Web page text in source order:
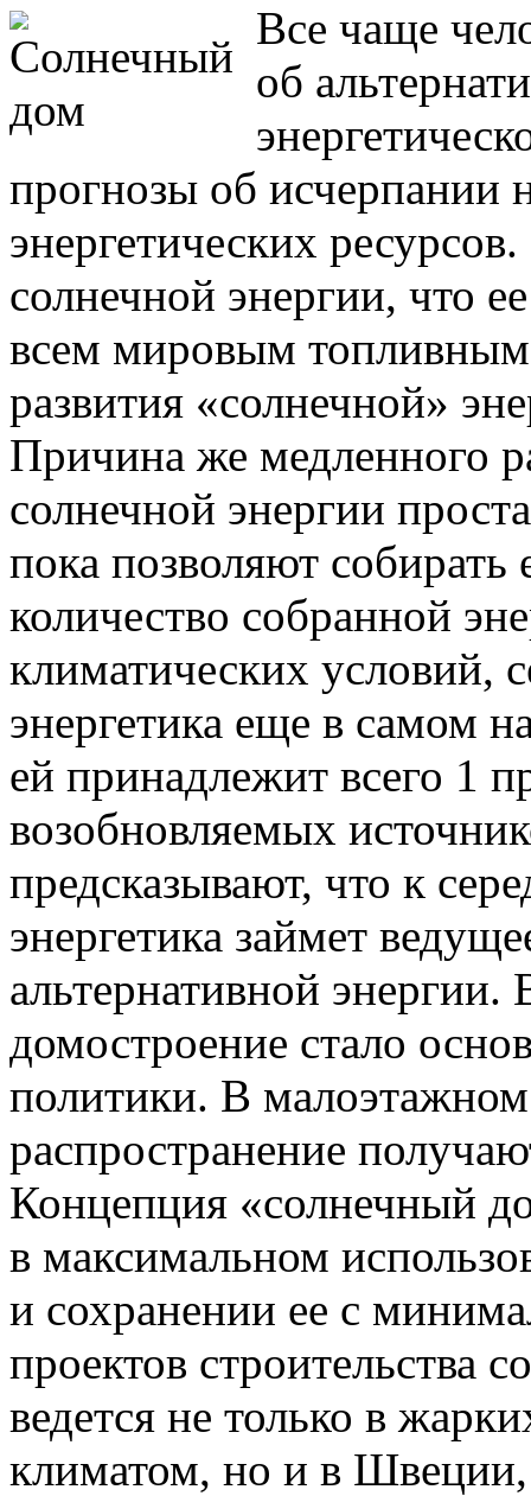
Все чаще
об
прогнозы об исчерпании
энергетических
солнечной энергии, что
всем мировым топливным
развития «солнечной»
Причина же медленного
солнечной энергии
пока позволяют
количество собранной
климатических условий,
энергетика еще в самом
ей принадлежит всего 1
возобновляемых
предсказывают, что к
энергетика займет
альтернативной
домостроение стало
политики. В малоэтажном
распространение
Концепция «солнечный
в максимальном
и сохранении ее с
проектов строительства
ведется не только в
климатом, но и в